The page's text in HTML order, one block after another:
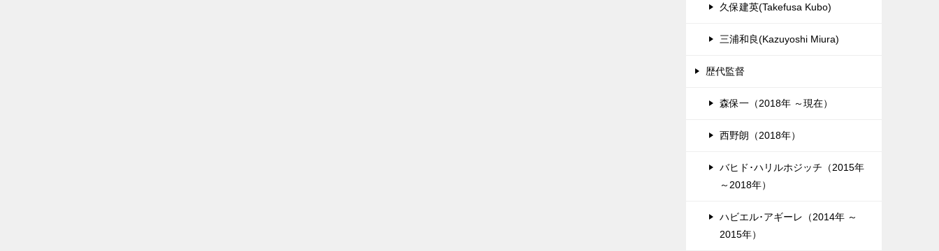
久保建英(Takefusa Kubo)
三浦和良(Kazuyoshi Miura)
歴代監督
森保一（2018年 ～現在）
西野朗（2018年）
バヒド･ハリルホジッチ（2015年
～2018年）
ハビエル･アギーレ（2014年 ～
2015年）